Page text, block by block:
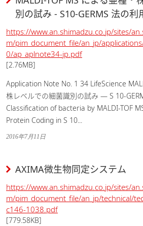
別の試み - S10-GERMS 法の利
https://www.an.shimadzu.co.jp/sites/
m/pim_document_file/an_jp/
0/ap_aplnote34-jp.pdf
[2.76MB]
Application Note No. 1 34 LifeScience
株レベルでの細菌識別の試み ― S 10-
Classification of bacteria by MALDI-TOF
Protein Coding in S 10...
2016年7月11日
AXIMA微生物同定システム
https://www.an.shimadzu.co.jp/sites/
m/pim_document_file/an_jp/technical/
c146-1038.pdf
[779.58KB]